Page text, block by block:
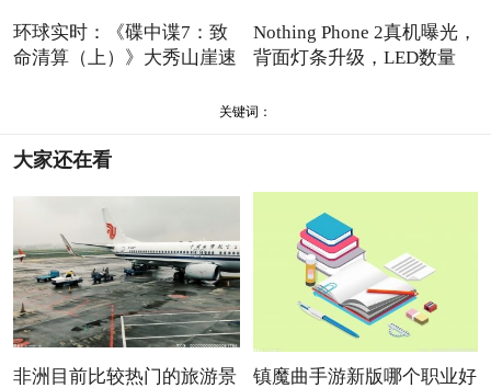
环球实时：《碟中谍7：致
命清算（上）》大秀山崖速
Nothing Phone 2真机曝光，
背面灯条升级，LED数量
关键词：
大家还在看
非洲目前比较热门的旅游景
镇魔曲手游新版哪个职业好